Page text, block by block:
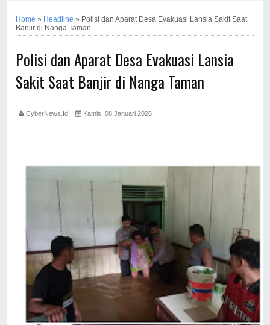
Home » Headline » Polisi dan Aparat Desa Evakuasi Lansia Sakit Saat
Banjir di Nanga Taman
Polisi dan Aparat Desa Evakuasi Lansia
Sakit Saat Banjir di Nanga Taman
CyberNews.id Kamis, 08 Januari 2026